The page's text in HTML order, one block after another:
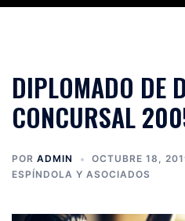
DIPLOMADO DE
CONCURSAL
POR ADMIN
OCTUBRE 18,
ESPÍNDOLA Y ASOCIADOS